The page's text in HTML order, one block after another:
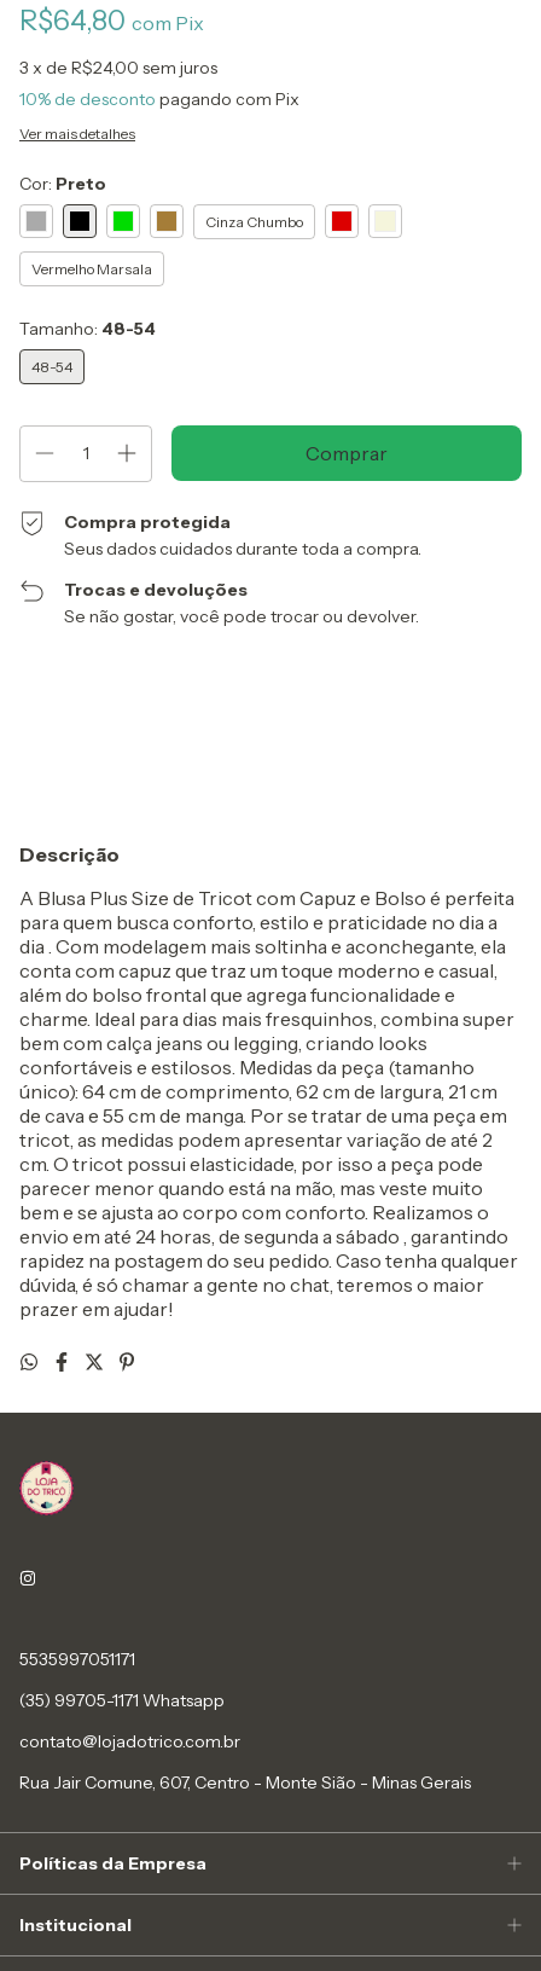
R$64,80 com Pix
3 x de R$24,00 sem juros
10% de desconto pagando com Pix
Ver mais detalhes
Cor: Preto
Cinza Chumbo
Vermelho Marsala
Tamanho: 48-54
48-54
Compra protegida
Seus dados cuidados durante toda a compra.
Trocas e devoluções
Se não gostar, você pode trocar ou devolver.
Descrição
A Blusa Plus Size de Tricot com Capuz e Bolso é perfeita
para quem busca conforto, estilo e praticidade no dia a
dia . Com modelagem mais soltinha e aconchegante, ela
conta com capuz que traz um toque moderno e casual,
além do bolso frontal que agrega funcionalidade e
charme. Ideal para dias mais fresquinhos, combina super
bem com calça jeans ou legging, criando looks
confortáveis e estilosos. Medidas da peça (tamanho
único): 64 cm de comprimento, 62 cm de largura, 21 cm
de cava e 55 cm de manga. Por se tratar de uma peça em
tricot, as medidas podem apresentar variação de até 2
cm. O tricot possui elasticidade, por isso a peça pode
parecer menor quando está na mão, mas veste muito
bem e se ajusta ao corpo com conforto. Realizamos o
envio em até 24 horas, de segunda a sábado , garantindo
rapidez na postagem do seu pedido. Caso tenha qualquer
dúvida, é só chamar a gente no chat, teremos o maior
prazer em ajudar!
5535997051171
(35) 99705-1171 Whatsapp
contato@lojadotrico.com.br
Rua Jair Comune, 607, Centro - Monte Sião - Minas Gerais
Políticas da Empresa
Institucional